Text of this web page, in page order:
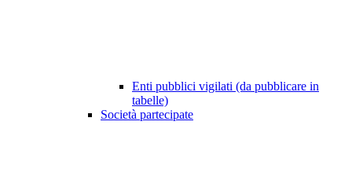
Enti pubblici vigilati (da pubblicare in
tabelle)
Società partecipate